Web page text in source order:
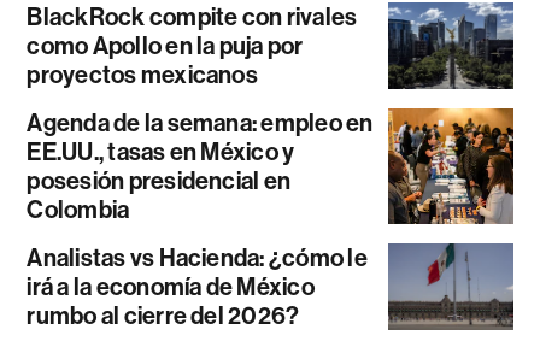
BlackRock compite con rivales
como Apollo en la puja por
proyectos mexicanos
Agenda de la semana: empleo en
EE.UU., tasas en México y
posesión presidencial en
Colombia
Analistas vs Hacienda: ¿cómo le
irá a la economía de México
rumbo al cierre del 2026?